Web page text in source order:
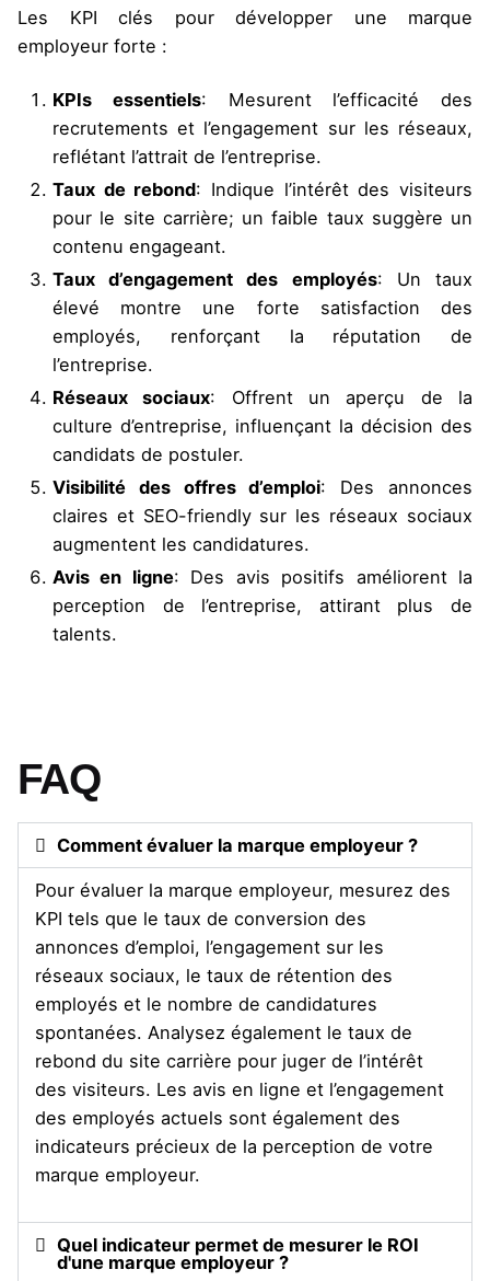
Les KPI clés pour développer une marque
employeur forte :
KPIs essentiels: Mesurent l’efficacité des
recrutements et l’engagement sur les réseaux,
reflétant l’attrait de l’entreprise.
Taux de rebond: Indique l’intérêt des visiteurs
pour le site carrière; un faible taux suggère un
contenu engageant.
Taux d’engagement des employés: Un taux
élevé montre une forte satisfaction des
employés, renforçant la réputation de
l’entreprise.
Réseaux sociaux: Offrent un aperçu de la
culture d’entreprise, influençant la décision des
candidats de postuler.
Visibilité des offres d’emploi: Des annonces
claires et SEO-friendly sur les réseaux sociaux
augmentent les candidatures.
Avis en ligne: Des avis positifs améliorent la
perception de l’entreprise, attirant plus de
talents.
FAQ
Comment évaluer la marque employeur ?
Pour évaluer la marque employeur, mesurez des
KPI tels que le taux de conversion des
annonces d’emploi, l’engagement sur les
réseaux sociaux, le taux de rétention des
employés et le nombre de candidatures
spontanées. Analysez également le taux de
rebond du site carrière pour juger de l’intérêt
des visiteurs. Les avis en ligne et l’engagement
des employés actuels sont également des
indicateurs précieux de la perception de votre
marque employeur.
Quel indicateur permet de mesurer le ROI
d'une marque employeur ?